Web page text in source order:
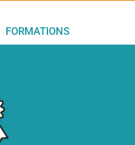
FORMATIONS